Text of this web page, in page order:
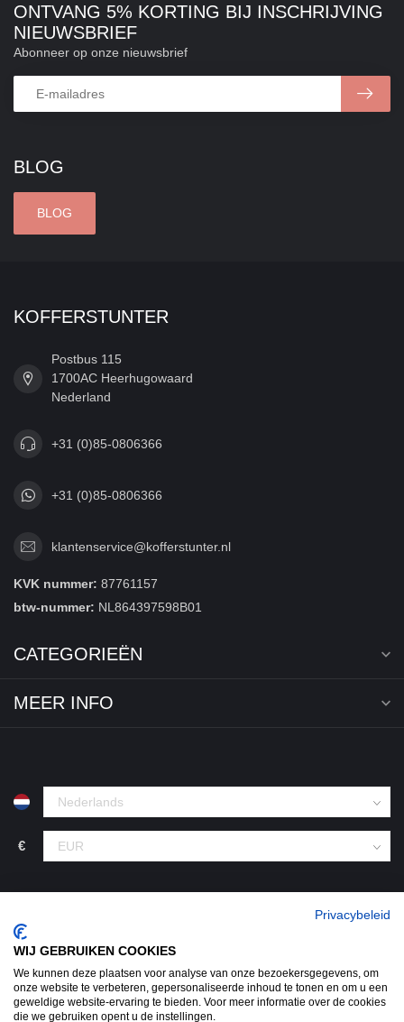
BLOG
BLOG
ONTVANG 5% KORTING BIJ INSCHRIJVING
NIEUWSBRIEF
Abonneer op onze nieuwsbrief
KOFFERSTUNTER
Postbus 115
1700AC Heerhugowaard
Nederland
+31 (0)85-0806366
+31 (0)85-0806366
klantenservice@kofferstunter.nl
KVK nummer: 87761157
btw-nummer: NL864397598B01
CATEGORIEËN
MEER INFO
€
© Copyright 2026 KofferStunter
Privacybeleid
WIJ GEBRUIKEN COOKIES
We kunnen deze plaatsen voor analyse van onze bezoekersgegevens, om
onze website te verbeteren, gepersonaliseerde inhoud te tonen en om u een
geweldige website-ervaring te bieden. Voor meer informatie over de cookies
die we gebruiken opent u de instellingen.